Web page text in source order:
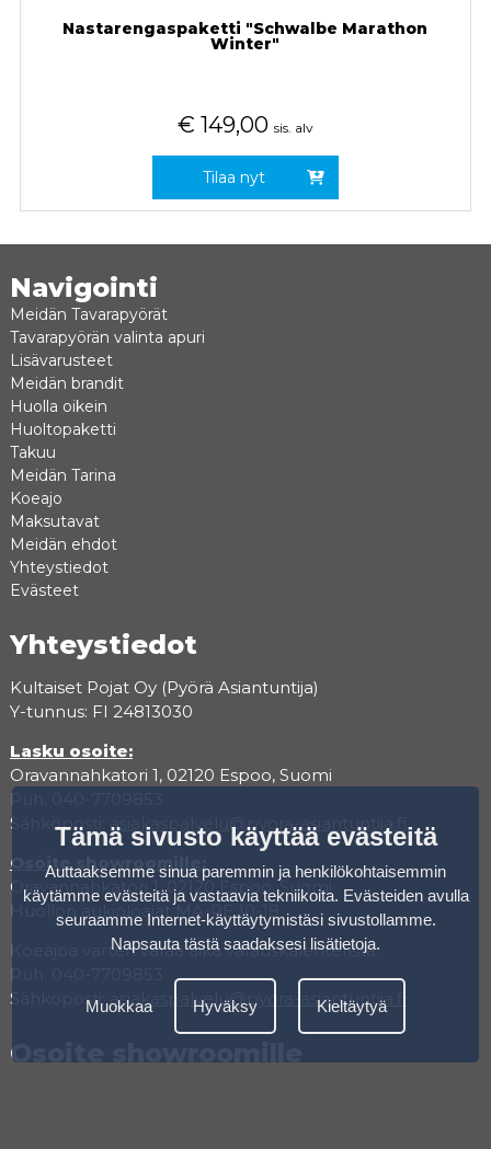
Nastarengaspaketti "Schwalbe Marathon
Winter"
€ 149,00 sis. alv
Tilaa nyt
Navigointi
Meidän Tavarapyörät
Tavarapyörän valinta apuri
Lisävarusteet
Meidän brandit
Huolla oikein
Huoltopaketti
Takuu
Meidän Tarina
Koeajo
Maksutavat
Meidän ehdot
Yhteystiedot
Evästeet
Yhteystiedot
Kultaiset Pojat Oy (Pyörä Asiantuntija)
Y-tunnus: FI 24813030
Lasku osoite:
Oravannahkatori 1, 02120 Espoo, Suomi
Sähköposti: asiakaspalvelu@pyora-asiantuntija.fi
Osoite showroomille:
Oravannahkatori 1, 02120 Espoo, Suomi
Huollon aukioloajat MA-PE 10-18
Koeajoa varten varaa aika varauskalenterista.
Sähköposti:asiakaspalvelu@pyora-asiantuntija.fi
Osoite showroomille
Tämä sivusto käyttää evästeitä
Auttaaksemme sinua paremmin ja henkilökohtaisemmin
käytämme evästeitä ja vastaavia tekniikoita. Evästeiden avulla
seuraamme Internet-käyttäytymistäsi sivustollamme.
Napsauta tästä saadaksesi lisätietoja.
Muokkaa Hyväksy Kieltäytyä